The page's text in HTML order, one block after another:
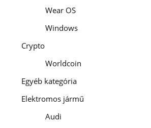
Wear OS
Windows
Crypto
Worldcoin
Egyéb kategória
Elektromos jármű
Audi